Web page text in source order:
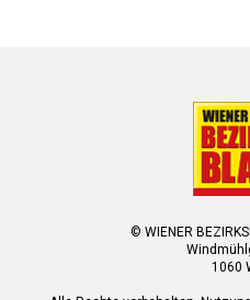
© WIENER
1060